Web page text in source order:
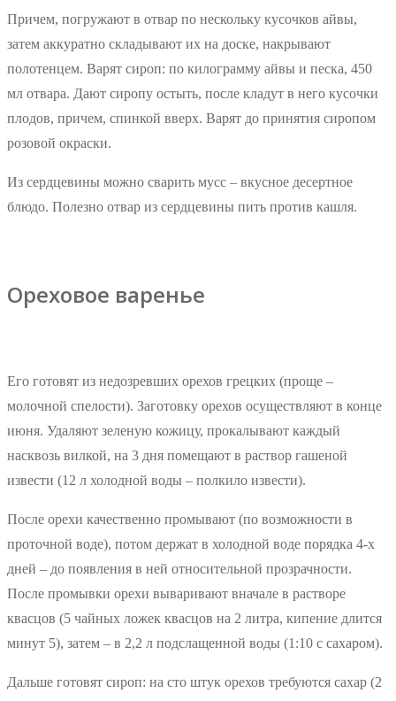
Причем, погружают в отвар по нескольку кусочков айвы,
затем аккуратно складывают их на доске, накрывают
полотенцем. Варят сироп: по килограмму айвы и песка, 450
мл отвара. Дают сиропу остыть, после кладут в него кусочки
плодов, причем, спинкой вверх. Варят до принятия сиропом
розовой окраски.
Из сердцевины можно сварить мусс – вкусное десертное
блюдо. Полезно отвар из сердцевины пить против кашля.
Ореховое варенье
Его готовят из недозревших орехов грецких (проще –
молочной спелости). Заготовку орехов осуществляют в конце
июня. Удаляют зеленую кожицу, прокалывают каждый
насквозь вилкой, на 3 дня помещают в раствор гашеной
извести (12 л холодной воды – полкило извести).
После орехи качественно промывают (по возможности в
проточной воде), потом держат в холодной воде порядка 4-х
дней – до появления в ней относительной прозрачности.
После промывки орехи вываривают вначале в растворе
квасцов (5 чайных ложек квасцов на 2 литра, кипение длится
минут 5), затем – в 2,2 л подслащенной воды (1:10 с сахаром).
Дальше готовят сироп: на сто штук орехов требуются сахар (2